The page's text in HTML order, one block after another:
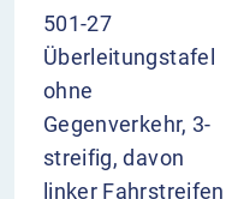
501-27
Überleitungstafel
ohne
Gegenverkehr, 3-
streifig, davon
linker Fahrstreifen